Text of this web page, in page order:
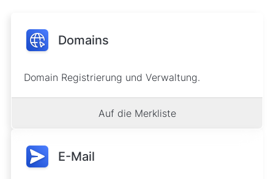
Domains
Domain Registrierung und Verwaltung.
Auf die Merkliste
E-Mail